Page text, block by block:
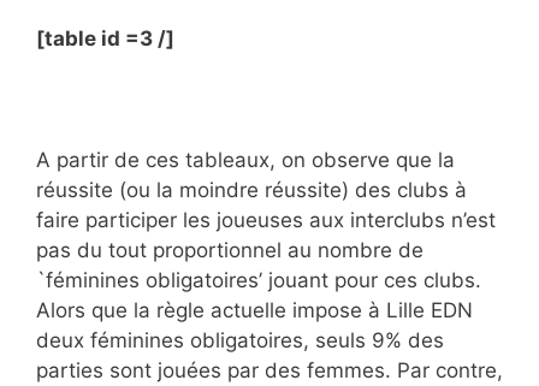
[table id =3 /]
A partir de ces tableaux, on observe que la
réussite (ou la moindre réussite) des clubs à
faire participer les joueuses aux interclubs n’est
pas du tout proportionnel au nombre de
`féminines obligatoires’ jouant pour ces clubs.
Alors que la règle actuelle impose à Lille EDN
deux féminines obligatoires, seuls 9% des
parties sont jouées par des femmes. Par contre,